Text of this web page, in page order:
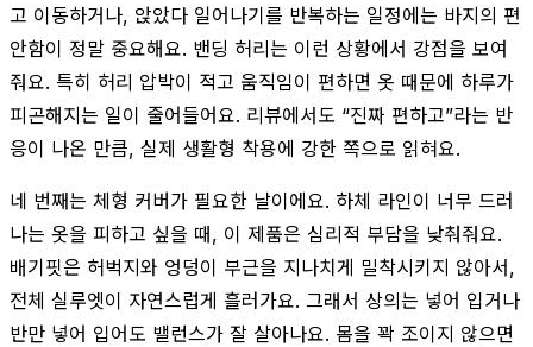
고 이동하거나, 앉았다 일어나기를 반복하는 일정에는 바지의 편
안함이 정말 중요해요. 밴딩 허리는 이런 상황에서 강점을 보여
줘요. 특히 허리 압박이 적고 움직임이 편하면 옷 때문에 하루가
피곤해지는 일이 줄어들어요. 리뷰에서도 “진짜 편하고”라는 반
응이 나온 만큼, 실제 생활형 착용에 강한 쪽으로 읽혀요.
네 번째는 체형 커버가 필요한 날이에요. 하체 라인이 너무 드러
나는 옷을 피하고 싶을 때, 이 제품은 심리적 부담을 낮춰줘요.
배기핏은 허벅지와 엉덩이 부근을 지나치게 밀착시키지 않아서,
전체 실루엣이 자연스럽게 흘러가요. 그래서 상의는 넣어 입거나
반만 넣어 입어도 밸런스가 잘 살아나요. 몸을 꽉 조이지 않으면